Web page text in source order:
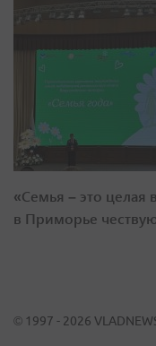
«Семья – это целая
в Приморье
© 1997 - 2026